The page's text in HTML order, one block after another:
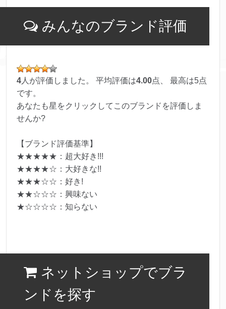
みんなのブランド評価
4 人が評価しました。 平均評価は4.00点、 最高は5点
です。
あなたも星をクリックしてこのブランドを評価しま
せんか?
【ブランド評価基準】
★★★★★：超大好き!!!
★★★★☆：大好きな!!
★★★☆☆：好き!
★★☆☆☆：興味ない
★☆☆☆☆：知らない
ネットショップでブラ
ンドを探す